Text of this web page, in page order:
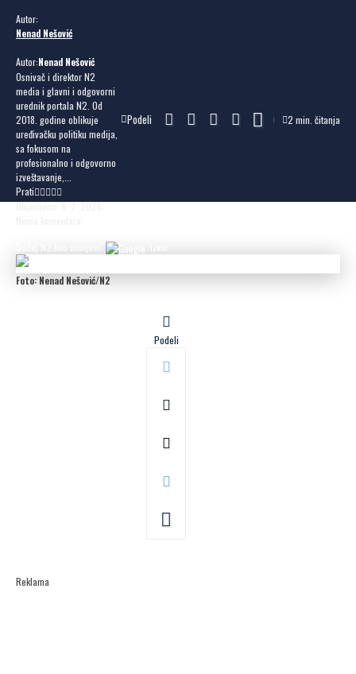
Autor:
Nenad Nešović
Autor:Nenad Nešović
Osnivač i direktor N2
media i glavni i odgovorni
urednik portala N2. Od
2018. godine oblikuje
uređivačku politiku medija,
sa fokusom na
profesionalno i odgovorno
izveštavanje,...
Prati
Objavljeno: 8. 7. 2026.
Podeli 2 min. čitanja
Foto: Nenad Nešović/N2
Podeli
Reklama